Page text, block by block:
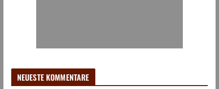
NEUESTE KOMMENTARE